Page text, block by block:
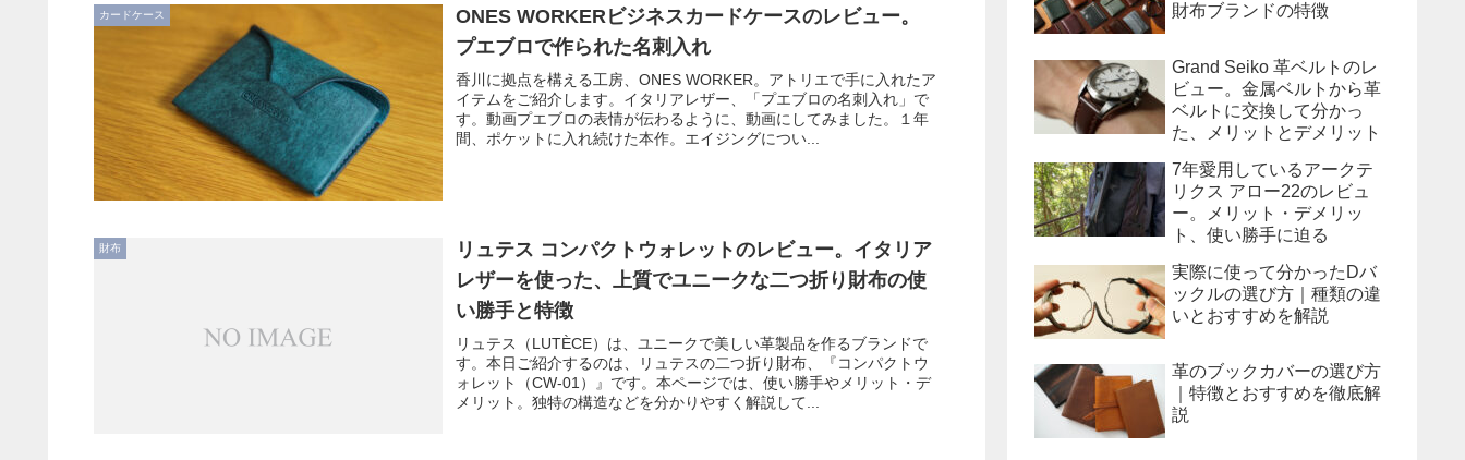
カードケース
ONES WORKERビジネスカードケースのレビュー。
プエブロで作られた名刺入れ
香川に拠点を構える工房、ONES WORKER。アトリエで手に入れたア
イテムをご紹介します。イタリアレザー、「プエブロの名刺入れ」で
す。動画プエブロの表情が伝わるように、動画にしてみました。１年
間、ポケットに入れ続けた本作。エイジングについ...
財布
リュテス コンパクトウォレットのレビュー。イタリア
レザーを使った、上質でユニークな二つ折り財布の使
い勝手と特徴
リュテス（LUTÈCE）は、ユニークで美しい革製品を作るブランドで
す。本日ご紹介するのは、リュテスの二つ折り財布、『コンパクトウ
ォレット（CW-01）』です。本ページでは、使い勝手やメリット・デ
メリット。独特の構造などを分かりやすく解説して...
財布ブランドの特徴
Grand Seiko 革ベルトのレ
ビュー。金属ベルトから革
ベルトに交換して分かっ
た、メリットとデメリット
7年愛用しているアークテ
リクス アロー22のレビュ
ー。メリット・デメリッ
ト、使い勝手に迫る
実際に使って分かったDバ
ックルの選び方｜種類の違
いとおすすめを解説
革のブックカバーの選び方
｜特徴とおすすめを徹底解
説